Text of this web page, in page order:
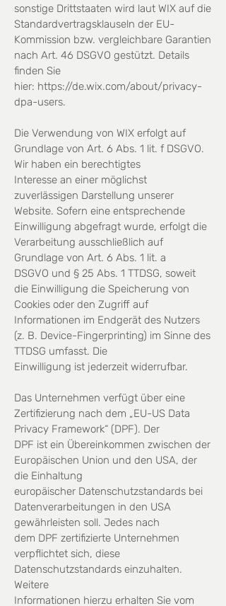
sonstige Drittstaaten wird laut WIX auf die
Standardvertragsklauseln der EU-
Kommission bzw. vergleichbare Garantien
nach Art. 46 DSGVO gestützt. Details
finden Sie
hier: https://de.wix.com/about/privacy-
dpa-users.
Die Verwendung von WIX erfolgt auf
Grundlage von Art. 6 Abs. 1 lit. f DSGVO.
Wir haben ein berechtigtes
Interesse an einer möglichst
zuverlässigen Darstellung unserer
Website. Sofern eine entsprechende
Einwilligung abgefragt wurde, erfolgt die
Verarbeitung ausschließlich auf
Grundlage von Art. 6 Abs. 1 lit. a
DSGVO und § 25 Abs. 1 TTDSG, soweit
die Einwilligung die Speicherung von
Cookies oder den Zugriff auf
Informationen im Endgerät des Nutzers
(z. B. Device-Fingerprinting) im Sinne des
TTDSG umfasst. Die
Einwilligung ist jederzeit widerrufbar.
Das Unternehmen verfügt über eine
Zertifizierung nach dem „EU-US Data
Privacy Framework“ (DPF). Der
DPF ist ein Übereinkommen zwischen der
Europäischen Union und den USA, der
die Einhaltung
europäischer Datenschutzstandards bei
Datenverarbeitungen in den USA
gewährleisten soll. Jedes nach
dem DPF zertifizierte Unternehmen
verpflichtet sich, diese
Datenschutzstandards einzuhalten.
Weitere
Informationen hierzu erhalten Sie vom